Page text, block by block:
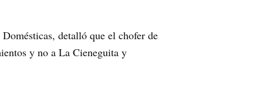
detalló que el chofer de
y no a La Cieneguita y